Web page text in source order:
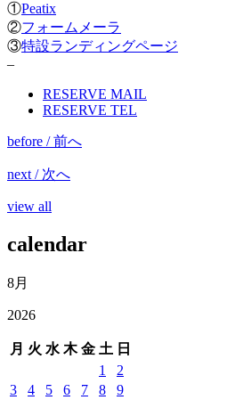
①Peatix
②フォームメーラ
③特設ランディングページ
–
RESERVE MAIL
RESERVE TEL
before / 前へ
next / 次へ
view all
calendar
8月
2026
月 火 水 木 金 土 日
1
2
3
4 5 6 7 8
9